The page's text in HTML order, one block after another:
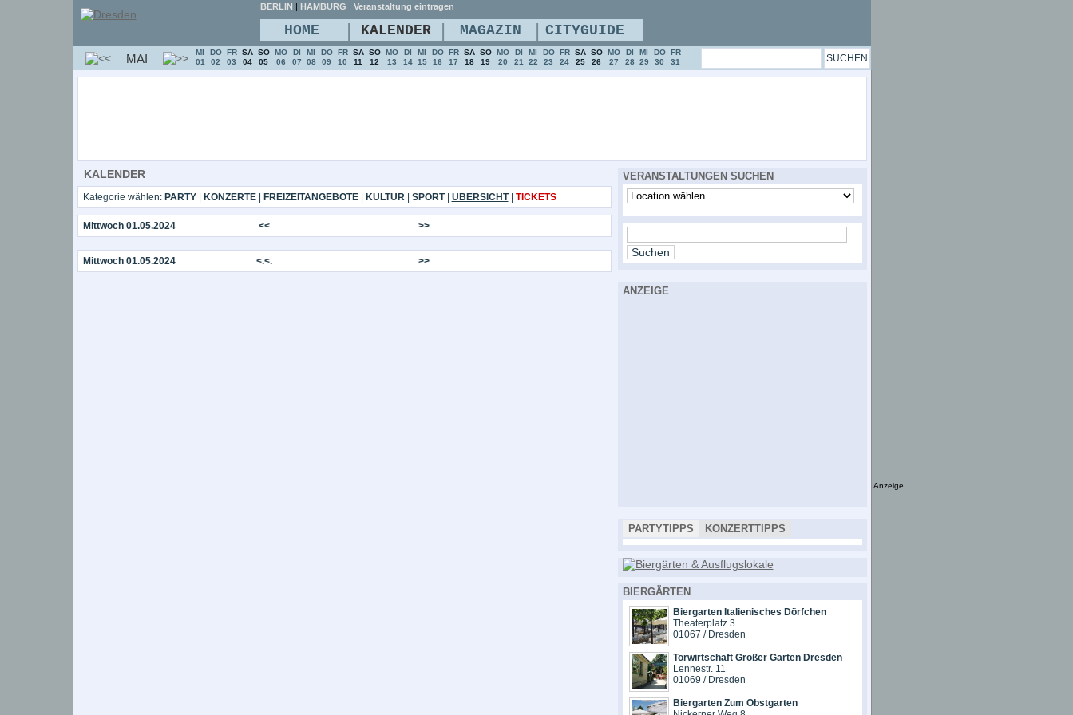
KALENDER
Kategorie wählen: PARTY| KONZERTE| FREIZEITANGEBOTE| KULTUR| SPORT| ÜBERSICHT| TICKETS
Mittwoch 01.05.2024 << >>
Mittwoch 01.05.2024 <.<. >>
VERANSTALTUNGEN SUCHEN
ANZEIGE
PARTYTIPPS KONZERTTIPPS
BIERGÄRTEN
Biergarten Italienisches Dörfchen
Theaterplatz 3
01067 / Dresden
Torwirtschaft Großer Garten Dresden
Lennestr. 11
01069 / Dresden
Biergarten Zum Obstgarten
BERLIN | HAMBURG | Veranstaltung eintragen
HOME | KALENDER | MAGAZIN | CITYGUIDE
MAI
MI
01
DO
02
FR
03
SA
04
SO
05
MO
06
DI
07
MI
08
DO
09
FR
10
SA
11
SO
12
MO
13
DI
14
MI
15
DO
16
FR
17
SA
18
SO
19
MO
20
DI
21
MI
22
DO
23
FR
24
SA
25
SO
26
MO
27
DI
28
MI
29
DO
30
FR
31
Anzeige